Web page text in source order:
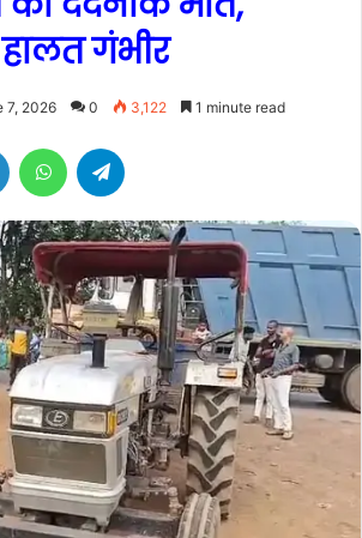
गंभीर
7, 2026 0 3,122 1 minute read